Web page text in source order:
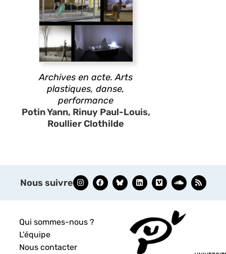
Archives en acte. Arts
plastiques, danse,
performance
Potin Yann, Rinuy Paul-Louis,
Roullier Clothilde
Nous suivre
Qui sommes-nous ?
L’équipe
Nous contacter